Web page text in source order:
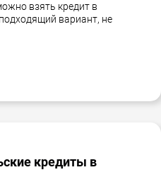
взять кредит в
вариант, не
кредиты в